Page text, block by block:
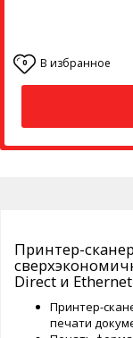
0 В избранное
Принтер-
Direct и Ethernet
Принтер-
печати